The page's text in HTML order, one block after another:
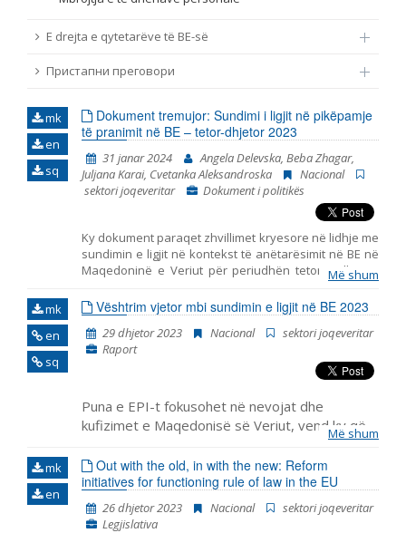
Emër, përshkrim ose fjalen
E drejta e qytetarëve të BE-së
Пристапни преговори
mk
en
sq
Dokument tremujor: Sundimi i ligjit në pikëpamje
të pranimit në BE – tetor-dhjetor 2023
31 janar 2024
Angela Delevska, Beba Zhagar,
Juljana Karai, Cvetanka Aleksandroska
Nacional
sektori joqeveritar
Dokument i politikës
Ky dokument paraqet zhvillimet kryesore në lidhje me
sundimin e ligjit në kontekst të anëtarësimit në BE në
Maqedoninë e Veriut për periudhën tetor – dhjetor
2023. Ai përfshin monitorimin e themeleve të
anëtarësimit në BE, duke përfshirë zhvillimet
kryesore në funksionimin e institucioneve
demokratike, reformën e administratës publike dhe
kapitullin 23: Gjyqësori dhe të drejtat themelore.
Më shum
mk
en
sq
Vështrim vjetor mbi sundimin e ligjit në BE 2023
29 dhjetor 2023 Nacional
sektori joqeveritar
Raport
Puna e EPI-t fokusohet në nevojat dhe
kufizimet e Maqedonisë së Veriut, vend ky që
ka pritur fillimin e negociatave për anëtarësim
për më shumë se një dekadë, e që ka përjetuar
edhe rënie të mbështet
Më shum
mk
en
Out with the old, in with the new: Reform
initiatives for functioning rule of law in the EU
26 dhjetor 2023 Nacional
sektori joqeveritar
Legjislativa